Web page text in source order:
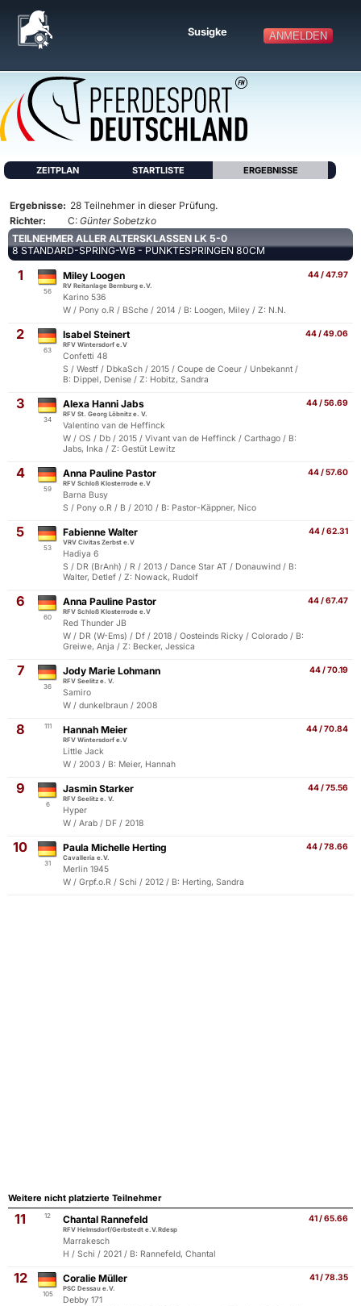
ANMELDEN
Susigke
ZEITPLAN STARTLISTE ERGEBNISSE
Ergebnisse: 28 Teilnehmer in dieser Prüfung.
Richter:
C: Günter Sobetzko
TEILNEHMER ALLER ALTERSKLASSEN LK 5-0
8 STANDARD-SPRING-WB - PUNKTESPRINGEN 80CM
1
56
44 / 47.97
Miley Loogen
RV Reitanlage Bernburg e.V.
Karino 536
W / Pony o.R / BSche / 2014 / B: Loogen, Miley / Z: N.N.
2
63
44 / 49.06
Isabel Steinert
RFV Wintersdorf e.V
Confetti 48
S / Westf / DbkaSch / 2015 / Coupe de Coeur / Unbekannt /
B: Dippel, Denise / Z: Hobitz, Sandra
3
34
44 / 56.69
Alexa Hanni Jabs
RFV St. Georg Löbnitz e. V.
Valentino van de Heffinck
W / OS / Db / 2015 / Vivant van de Heffinck / Carthago / B:
Jabs, Inka / Z: Gestüt Lewitz
4
59
44 / 57.60
Anna Pauline Pastor
RFV Schloß Klosterrode e.V
Barna Busy
S / Pony o.R / B / 2010 / B: Pastor-Käppner, Nico
5
53
44 / 62.31
Fabienne Walter
VRV Civitas Zerbst e.V
Hadiya 6
S / DR (BrAnh) / R / 2013 / Dance Star AT / Donauwind / B:
Walter, Detlef / Z: Nowack, Rudolf
6
60
44 / 67.47
Anna Pauline Pastor
RFV Schloß Klosterrode e.V
Red Thunder JB
W / DR (W-Ems) / Df / 2018 / Oosteinds Ricky / Colorado / B:
Greiwe, Anja / Z: Becker, Jessica
7
36
44 / 70.19
Jody Marie Lohmann
RFV Seelitz e. V.
Samiro
W / dunkelbraun / 2008
8 111 44 / 70.84
Hannah Meier
RFV Wintersdorf e.V
Little Jack
W / 2003 / B: Meier, Hannah
9
6
44 / 75.56
Jasmin Starker
RFV Seelitz e. V.
Hyper
W / Arab / DF / 2018
10
31
44 / 78.66
Paula Michelle Herting
Cavalleria e.V.
Merlin 1945
W / Grpf.o.R / Schi / 2012 / B: Herting, Sandra
Weitere nicht platzierte Teilnehmer
11 12 41 / 65.66
Chantal Rannefeld
RFV Helmsdorf/Gerbstedt e.V.Rdesp
Marrakesch
H / Schi / 2021 / B: Rannefeld, Chantal
12
105
41 / 78.35
Coralie Müller
PSC Dessau e.V.
Debby 171